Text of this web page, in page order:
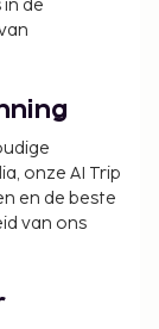
de
onze AI Trip
en de beste
van ons